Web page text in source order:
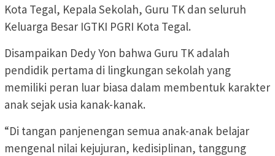
Kota Tegal, Kepala Sekolah, Guru TK dan seluruh
Keluarga Besar IGTKI PGRI Kota Tegal.
Disampaikan Dedy Yon bahwa Guru TK adalah
pendidik pertama di lingkungan sekolah yang
memiliki peran luar biasa dalam membentuk karakter
anak sejak usia kanak-kanak.
“Di tangan panjenengan semua anak-anak belajar
mengenal nilai kejujuran, kedisiplinan, tanggung